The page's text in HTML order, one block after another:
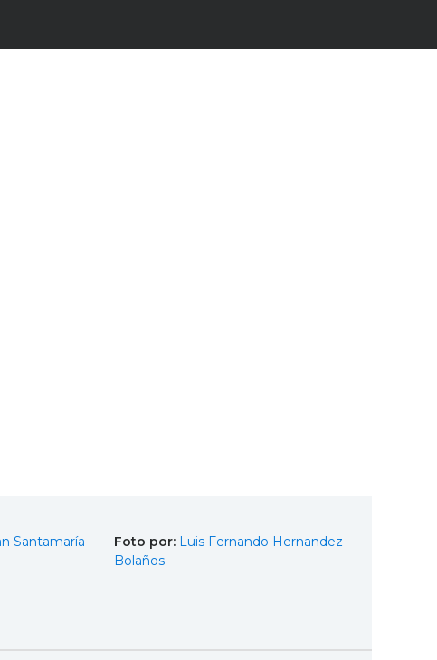
Santamaría
Foto por: Luis Fernando Hernandez
Bolaños